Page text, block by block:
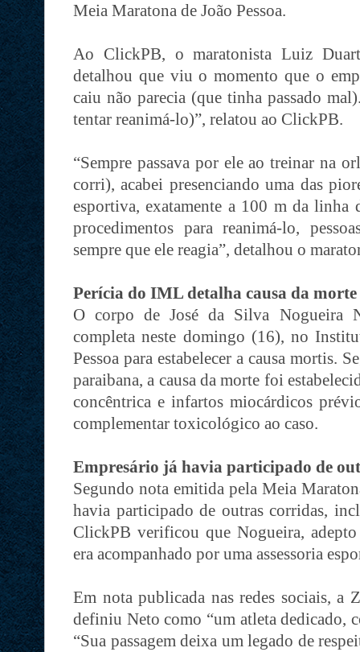
Meia Maratona de João Pessoa.
Ao ClickPB, o maratonista Luiz
detalhou que viu o momento que o
caiu não parecia (que tinha passado
tentar reanimá-lo)”, relatou ao ClickPB.
“Sempre passava por ele ao treinar na
corri), acabei presenciando uma das
esportiva, exatamente a 100 m da linha
procedimentos para reanimá-lo,
sempre que ele reagia”, detalhou o
Perícia do IML detalha causa da morte
O corpo de José da Silva Nogueira
completa neste domingo (16), no
Pessoa para estabelecer a causa mortis.
paraibana, a causa da morte foi
concêntrica e infartos miocárdicos
complementar toxicológico ao caso.
Empresário já havia participado de
Segundo nota emitida pela Meia
havia participado de outras corridas,
ClickPB verificou que Nogueira,
era acompanhado por uma assessoria
Em nota publicada nas redes sociais, a
definiu Neto como “um atleta dedicado,
“Sua passagem deixa um legado de